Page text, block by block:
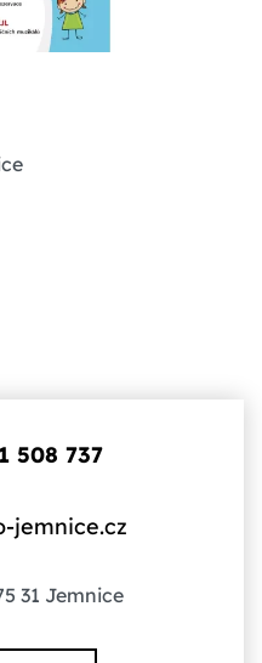
508 737
jemnice.cz
31 Jemnice